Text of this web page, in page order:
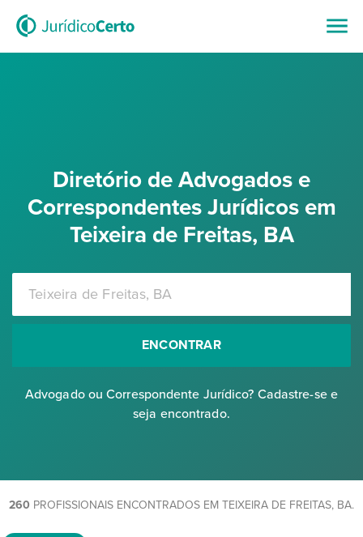
Diretório de Advogados e
Correspondentes Jurídicos em
Teixeira de Freitas, BA
ENCONTRAR
Advogado ou Correspondente Jurídico? Cadastre-se e
seja encontrado.
260 PROFISSIONAIS ENCONTRADOS EM TEIXEIRA DE FREITAS, BA.